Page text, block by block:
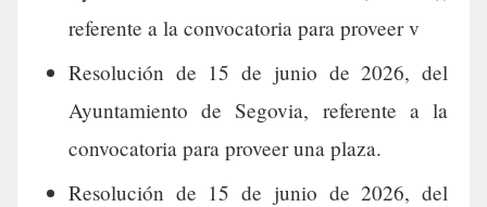
referente a la convocatoria para proveer v
Resolución de 15 de junio de 2026, del
Ayuntamiento de Segovia, referente a la
convocatoria para proveer una plaza.
Resolución de 15 de junio de 2026, del